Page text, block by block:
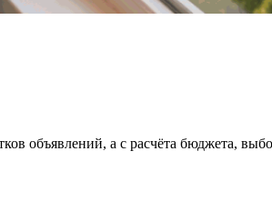
объявлений, а с расчёта бюджета,